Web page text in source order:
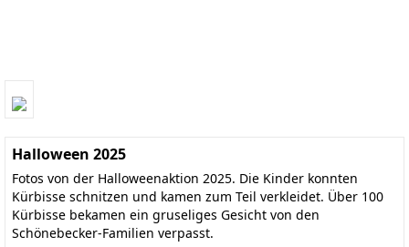
Halloween 2025
Fotos von der Halloweenaktion 2025. Die Kinder konnten
Kürbisse schnitzen und kamen zum Teil verkleidet. Über 100
Kürbisse bekamen ein gruseliges Gesicht von den
Schönebecker-Familien verpasst.